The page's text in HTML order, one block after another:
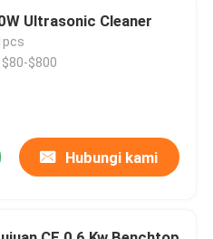
Ultrasonic Cleaner
$800
Hubungi kami